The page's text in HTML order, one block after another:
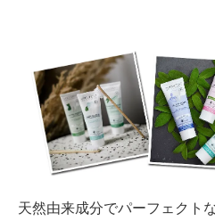
天然由来成分でパーフェクト